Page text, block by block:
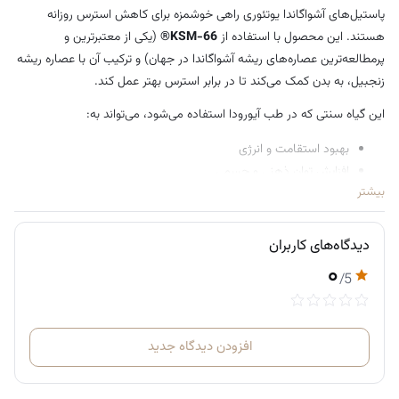
پاستیل‌های آشواگاندا یوتئوری راهی خوشمزه برای کاهش استرس روزانه
هستند. این محصول با استفاده ازKSM-66®
(یکی از معتبرترین و
پرمطالعه‌ترین عصاره‌های ریشه آشواگاندا در جهان) و ترکیب آن با عصاره ریشه
زنجبیل، به بدن کمک می‌کند تا در برابر استرس بهتر عمل کند.
این گیاه سنتی که در طب آیورودا استفاده می‌شود، می‌تواند به:
بهبود استقامت و انرژی
افزایش توان ذهنی و جسمی
کمک کند، آن هم در قالب پاستیل خوش‌طعم میوه‌ای.
❓ آشواگاندا چیست؟
آشواگاندا (که به آن
گیاهان در طب سنتی هند (آیورودا) است. این گیاه به‌عنوان یک
🌿 آشواگاندا دقیقاً چه کار می‌کند؟
بیشتر
دیدگاه‌های کاربران
۰/5
افزودن دیدگاه جدید